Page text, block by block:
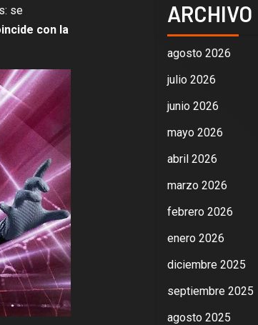
se
con la
ARCHIVO
agosto 2026
julio 2026
junio 2026
mayo 2026
abril 2026
marzo 2026
febrero 2026
enero 2026
diciembre 2025
septiembre 2025
agosto 2025